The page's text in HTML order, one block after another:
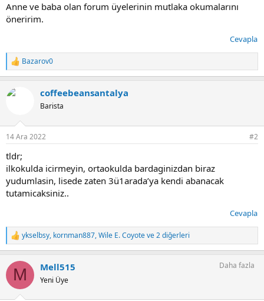
Anne ve baba olan forum üyelerinin mutlaka okumalarını
öneririm.
Cevapla
T
e
k
:
Bazarov0
coffeebeansantalya
Barista
14 Ara 2022 #2
tldr;
ilkokulda icirmeyin, ortaokulda bardaginizdan biraz
yudumlasin, lisede zaten 3ü1arada’ya kendi abanacak
tutamicaksiniz..
Cevapla
T
e
k
l
ykselbsy, kornman887,Wile E. Coyoteve 2 diğerleri
M Mell515
Yeni Üye
Daha fazla